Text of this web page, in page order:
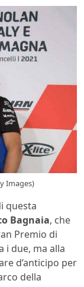
Images)
questa
Bagnaia, che
Premio di
i due, ma alla
d’anticipo per
della